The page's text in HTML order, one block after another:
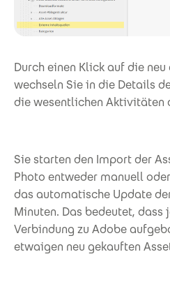
Durch einen Klick auf die
wechseln Sie in die Details
die wesentlichen Aktivitäten
Sie starten den Import der
Photo entweder manuell
das automatische Update
Minuten. Das bedeutet, dass
Verbindung zu Adobe
etwaigen neu gekauften